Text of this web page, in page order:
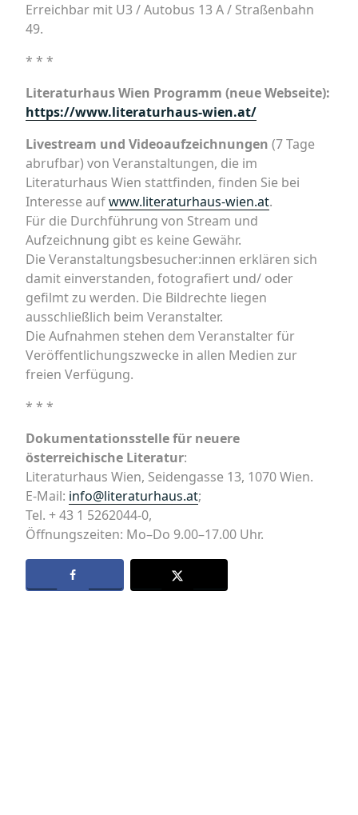
Erreichbar mit U3 / Autobus 13 A / Straßenbahn
49.
* * *
Literaturhaus Wien Programm (neue Webseite):
https://www.literaturhaus-wien.at/
Livestream und Videoaufzeichnungen (7 Tage
abrufbar) von Veranstaltungen, die im
Literaturhaus Wien stattfinden, finden Sie bei
Interesse aufwww.literaturhaus-wien.at.
Für die Durchführung von Stream und
Aufzeichnung gibt es keine Gewähr.
Die Veranstaltungsbesucher:innen erklären sich
damit einverstanden, fotografiert und/ oder
gefilmt zu werden. Die Bildrechte liegen
ausschließlich beim Veranstalter.
Die Aufnahmen stehen dem Veranstalter für
Veröffentlichungszwecke in allen Medien zur
freien Verfügung.
* * *
Dokumentationsstelle für neuere
österreichische Literatur:
Literaturhaus Wien, Seidengasse 13, 1070 Wien.
E-Mail: info@literaturhaus.at;
Tel. + 43 1 5262044-0,
Öffnungszeiten: Mo–Do 9.00–17.00 Uhr.